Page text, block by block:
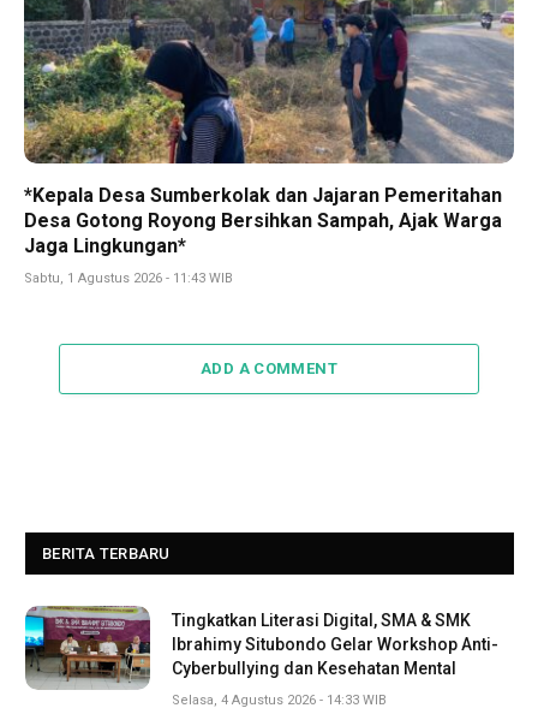
*Kepala Desa Sumberkolak dan Jajaran Pemeritahan
Desa Gotong Royong Bersihkan Sampah, Ajak Warga
Jaga Lingkungan*
Sabtu, 1 Agustus 2026 - 11:43 WIB
ADD A COMMENT
BERITA TERBARU
Tingkatkan Literasi Digital, SMA & SMK
Ibrahimy Situbondo Gelar Workshop Anti-
Cyberbullying dan Kesehatan Mental
Selasa, 4 Agustus 2026 - 14:33 WIB